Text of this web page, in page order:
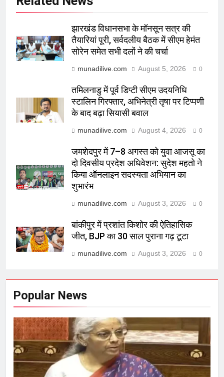
झारखंड विधानसभा के मॉनसून सत्र की
तैयारियां पूरी, सर्वदलीय बैठक में सीएम हेमंत
सोरेन समेत सभी दलों ने की चर्चा
munadilive.com August 5, 2026 0
तमिलनाडु में पूर्व डिप्टी सीएम उदयनिधि
स्टालिन गिरफ्तार, अभिनेत्री तृषा पर टिप्पणी
के बाद बढ़ा सियासी बवाल
munadilive.com August 4, 2026 0
जमशेदपुर में 7–8 अगस्त को युवा आजसू का
दो दिवसीय प्रदेश अधिवेशन: सुदेश महतो ने
किया ऑनलाइन सदस्यता अभियान का
शुभारंभ
munadilive.com August 3, 2026 0
बांकीपुर में प्रशांत किशोर की ऐतिहासिक
जीत, BJP का 30 साल पुराना गढ़ टूटा
munadilive.com August 3, 2026 0
Popular News